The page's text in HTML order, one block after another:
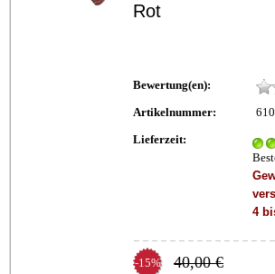
Rot
Bewertung(en):
Artikelnummer:
Lieferzeit:
4
40,00 €
-15%